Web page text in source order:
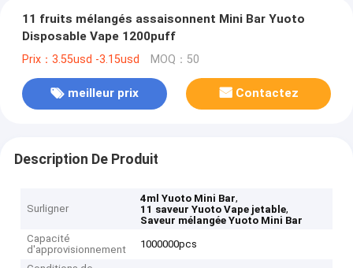
11 fruits mélangés assaisonnent Mini Bar Yuoto
Disposable Vape 1200puff
Prix：3.55usd -3.15usd MOQ：50
meilleur prix Contactez
Description De Produit
Surligner
4ml Yuoto Mini Bar,
11 saveur Yuoto Vape jetable,
Saveur mélangée Yuoto Mini Bar
Capacité
d'approvisionnement
1000000pcs